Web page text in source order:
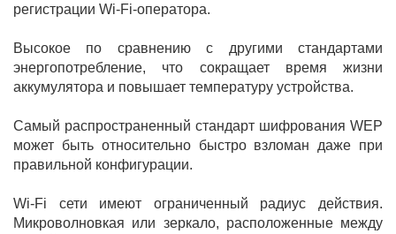
регистрации Wi-Fi-оператора.
Высокое по сравнению с другими стандартами
энергопотребление, что сокращает время жизни
аккумулятора и повышает температуру устройства.
Самый распространенный стандарт шифрования WEP
может быть относительно быстро взломан даже при
правильной конфигурации.
Wi-Fi сети имеют ограниченный радиус действия.
Микроволновкая или зеркало, расположенные между